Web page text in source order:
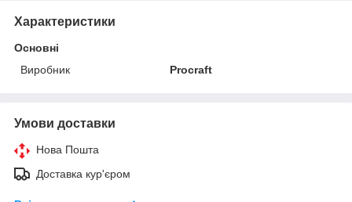
Характеристики
Основні
Виробник
Procraft
Умови доставки
Нова Пошта
Доставка кур'єром